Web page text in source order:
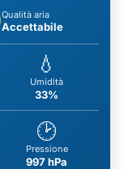
Qualità aria
Accettabile
💧
Umidità
33%
🕑
Pressione
997 hPa